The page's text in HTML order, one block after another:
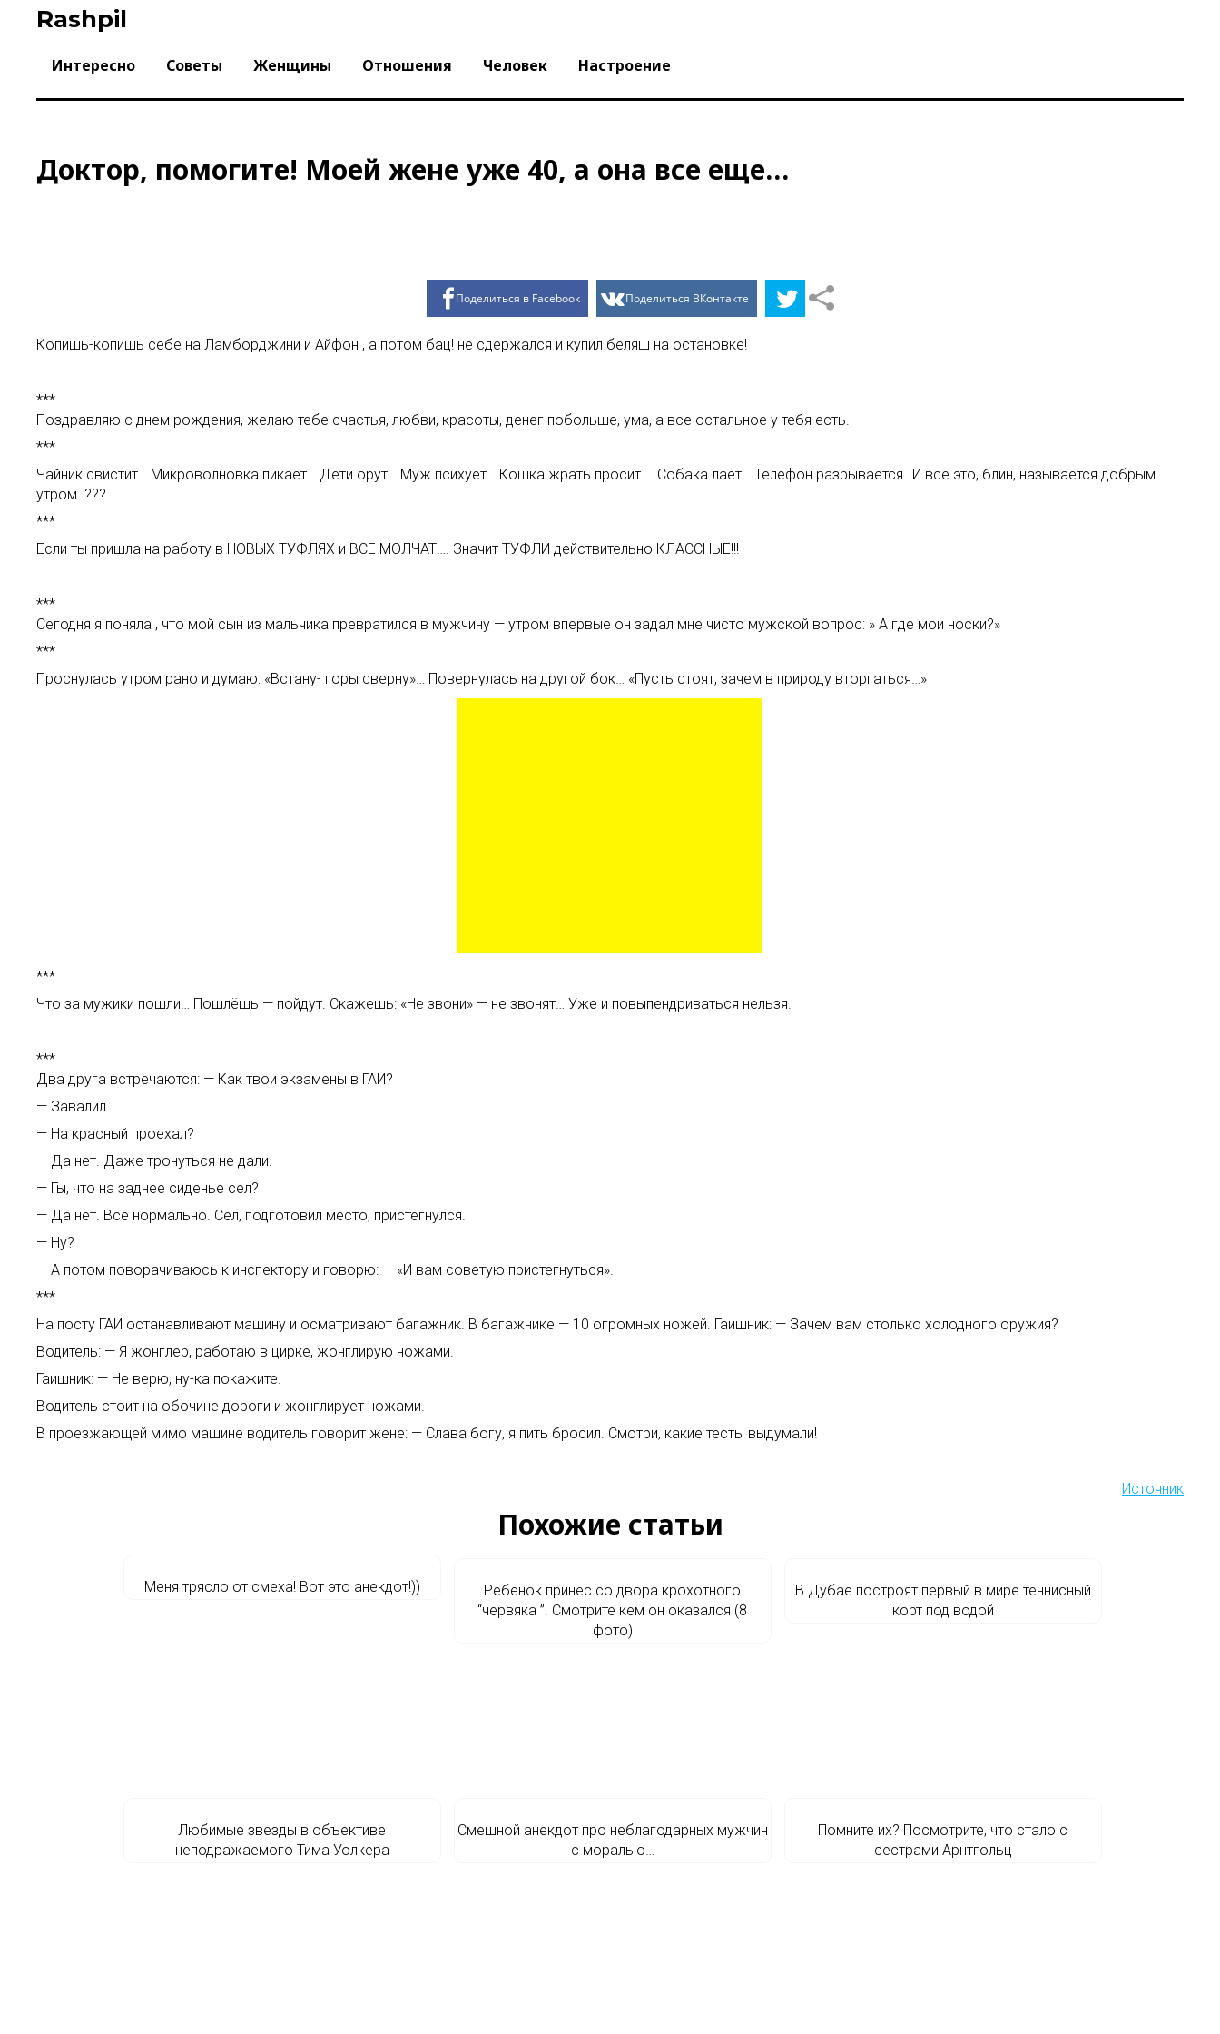
Rashpil
Интересно Советы Женщины Отношения Человек Настроение
Доктор, помогите! Моей жене уже 40, а она все еще…
Поделиться в Facebook Поделиться ВКонтакте
Копишь-копишь себе на Ламборджини и Айфон , а потом бац! не сдержался и купил беляш на остановке!
***
Поздравляю с днем рождения, желаю тебе счастья, любви, красоты, денег побольше, ума, а все остальное у тебя есть.
***
Чайник свистит… Микроволновка пикает… Дети орут….Муж психует… Кошка жрать просит…. Собака лает… Телефон разрывается…И всё это, блин, называется добрым
утром..???
***
Если ты пришла на работу в НОВЫХ ТУФЛЯХ и ВСЕ МОЛЧАТ…. Значит ТУФЛИ действительно КЛАССНЫЕ!!!
***
Сегодня я поняла , что мой сын из мальчика превратился в мужчину — утром впервые он задал мне чисто мужской вопрос: » А где мои носки?»
***
Проснулась утром рано и думаю: «Встану- горы сверну»… Повернулась на другой бок… «Пусть стоят, зачем в природу вторгаться…»
***
Что за мужики пошли… Пошлёшь — пойдут. Скажешь: «Не звони» — не звонят… Уже и повыпендриваться нельзя.
***
Два друга встречаются: — Как твои экзамены в ГАИ?
— Завалил.
— На красный проехал?
— Да нет. Даже тронуться не дали.
— Гы, что на заднее сиденье сел?
— Да нет. Все нормально. Сел, подготовил место, пристегнулся.
— Ну?
— А потом поворачиваюсь к инспектору и говорю: — «И вам советую пристегнуться».
***
На посту ГАИ останавливают машину и осматривают багажник. В багажнике — 10 огромных ножей. Гаишник: — Зачем вам столько холодного оружия?
Водитель: — Я жонглер, работаю в цирке, жонглирую ножами.
Гаишник: — Не верю, ну-ка покажите.
Водитель стоит на обочине дороги и жонглирует ножами.
В проезжающей мимо машине водитель говорит жене: — Слава богу, я пить бросил. Смотри, какие тесты выдумали!
Источник
Похожие статьи
Меня трясло от смеха! Вот это анекдот!))
Ребенок принес со двора крохотного
“червяка ”. Смотрите кем он оказался (8
фото)
В Дубае построят первый в мире теннисный
корт под водой
Любимые звезды в объективе
неподражаемого Тима Уолкера
Смешной анекдот про неблагодарных мужчин
с моралью…
Помните их? Посмотрите, что стало с
сестрами Арнтгольц